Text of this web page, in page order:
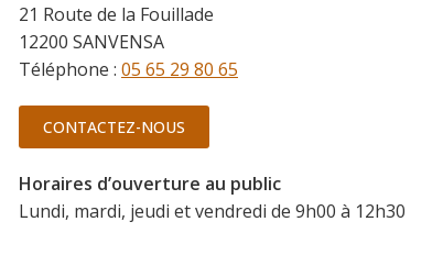
21 Route de la Fouillade
12200 SANVENSA
Téléphone : 05 65 29 80 65
CONTACTEZ-NOUS
Horaires d’ouverture au public
Lundi, mardi, jeudi et vendredi de 9h00 à 12h30